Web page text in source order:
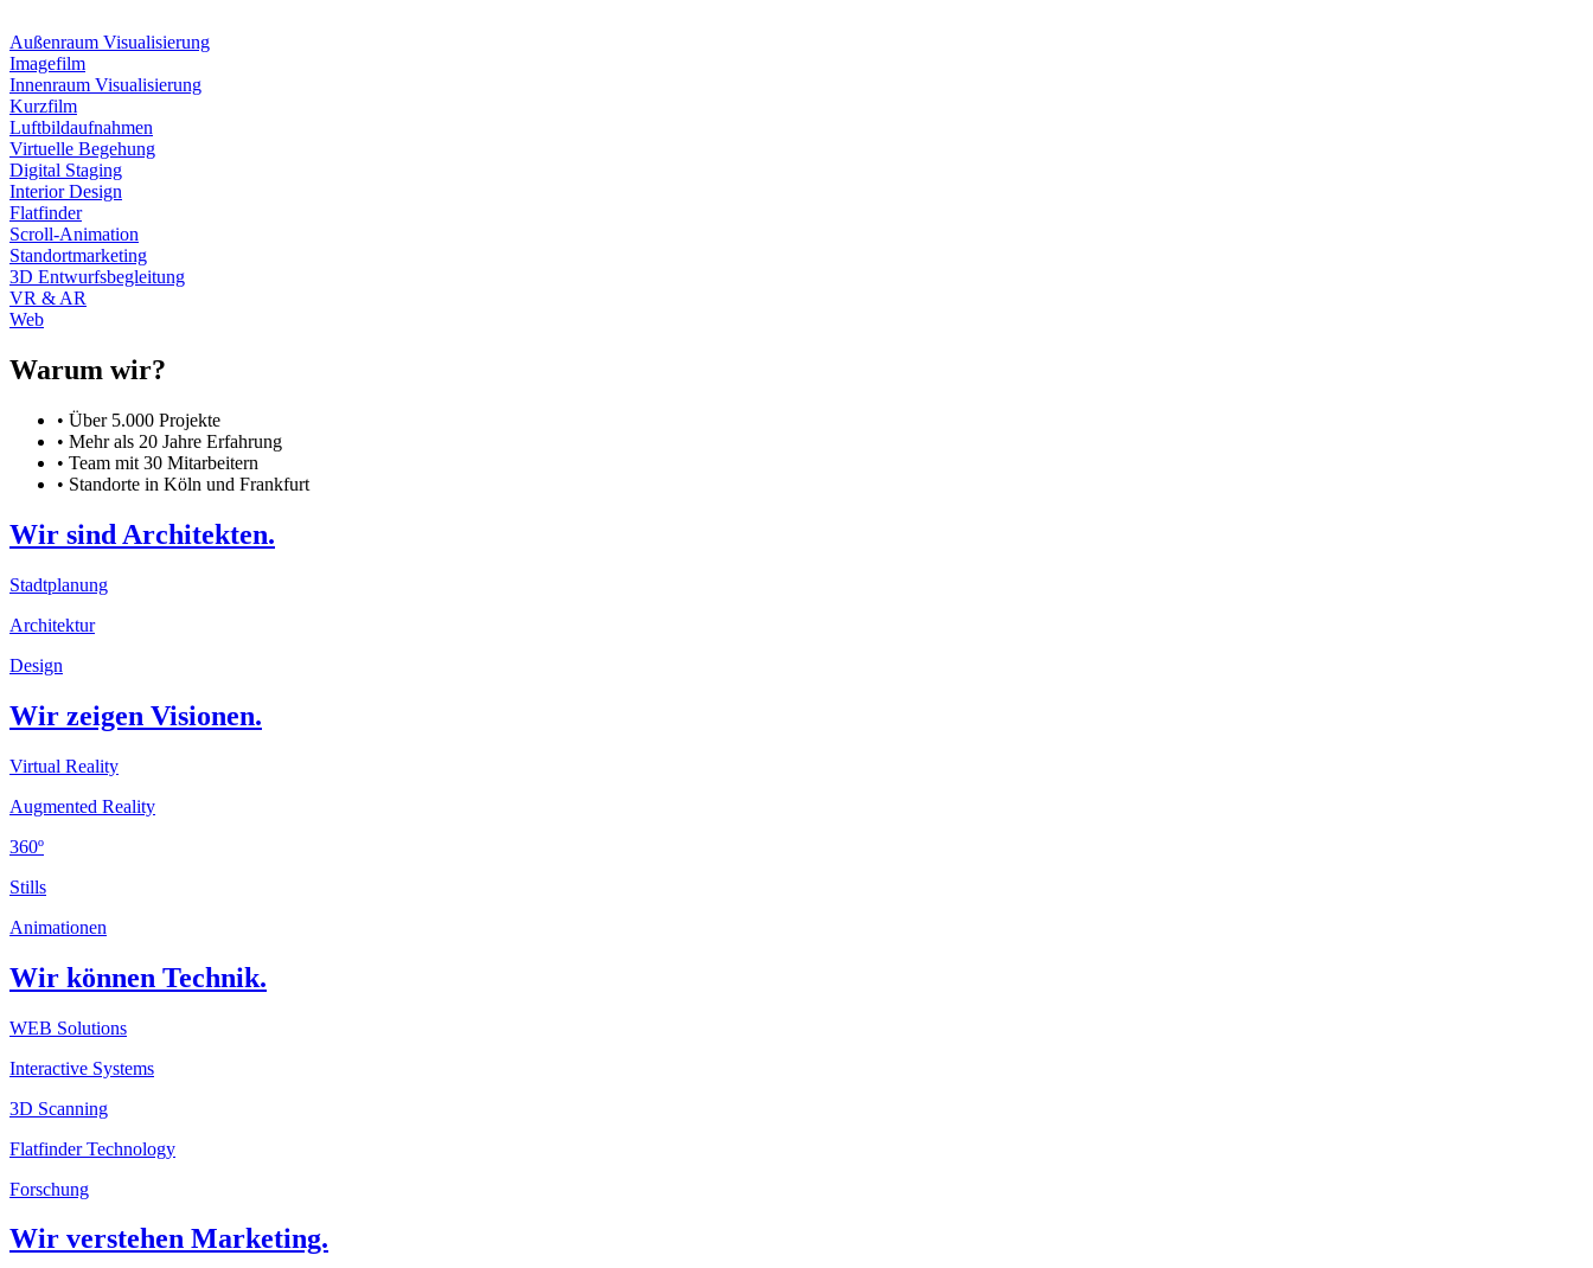
Außenraum Visualisierung
Imagefilm
Innenraum Visualisierung
Kurzfilm
Luftbildaufnahmen
Virtuelle Begehung
Digital Staging
Interior Design
Flatfinder
Scroll-Animation
Standortmarketing
3D Entwurfsbegleitung
VR & AR
Web
Warum wir?
• Über 5.000 Projekte
• Mehr als 20 Jahre Erfahrung
• Team mit 30 Mitarbeitern
• Standorte in Köln und Frankfurt
Wir sind Architekten.
Stadtplanung
Architektur
Design
Wir zeigen Visionen.
Virtual Reality
Augmented Reality
360º
Stills
Animationen
Wir können Technik.
WEB Solutions
Interactive Systems
3D Scanning
Flatfinder Technology
Forschung
Wir verstehen Marketing.